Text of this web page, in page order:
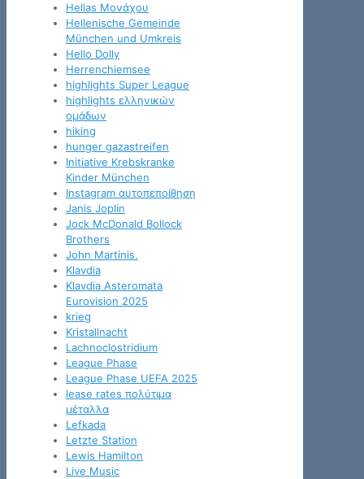
Hellas Μονάχου
Hellenische Gemeinde
München und Umkreis
Hello Dolly
Herrenchiemsee
highlights Super League
highlights ελληνικών
ομάδων
hiking
hunger gazastreifen
Initiative Krebskranke
Kinder München
Instagram αυτοπεποίθηση
Janis Joplin
Jock McDonald Bollock
Brothers
John Martinis.
Klavdia
Klavdia Asteromata
Eurovision 2025
krieg
Kristallnacht
Lachnoclostridium
League Phase
League Phase UEFA 2025
lease rates πολύτιμα
μέταλλα
Lefkada
Letzte Station
Lewis Hamilton
Live Music